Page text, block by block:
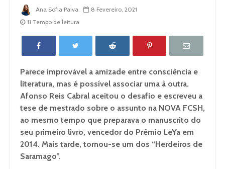
Ana Sofia Paiva
8 Fevereiro, 2021
11 Tempo de leitura
Parece improvável a amizade entre consciência e
literatura, mas é possível associar uma à outra.
Afonso Reis Cabral aceitou o desafio e escreveu a
tese de mestrado sobre o assunto na NOVA FCSH,
ao mesmo tempo que preparava o manuscrito do
seu primeiro livro, vencedor do Prémio LeYa em
2014. Mais tarde, tornou-se um dos “Herdeiros de
Saramago”.